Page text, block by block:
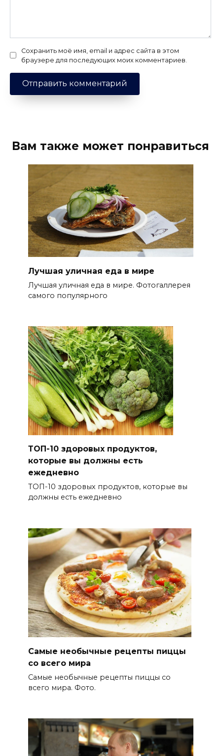
Сохранить моё имя, email и адрес сайта в этом
браузере для последующих моих комментариев.
Вам также может понравиться
Лучшая уличная еда в мире
Лучшая уличная еда в мире. Фотогаллерея
самого популярного
ТОП-10 здоровых продуктов,
которые вы должны есть
ежедневно
ТОП-10 здоровых продуктов, которые вы
должны есть ежедневно
Самые необычные рецепты пиццы
со всего мира
Самые необычные рецепты пиццы со
всего мира. Фото.